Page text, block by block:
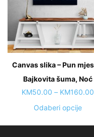
on
the
page
Canvas slika – Pun
Bajkovita šuma, Noć
KM50.00 – KM160.00
Odaberi opcijeThis